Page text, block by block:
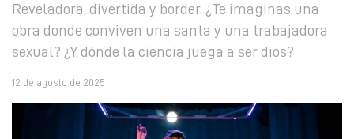
Reveladora, divertida y border. ¿Te imaginas una
obra donde conviven una santa y una trabajadora
sexual? ¿Y dónde la ciencia juega a ser dios?
12 de agosto de 2025